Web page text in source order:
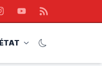
Youtube
RSS